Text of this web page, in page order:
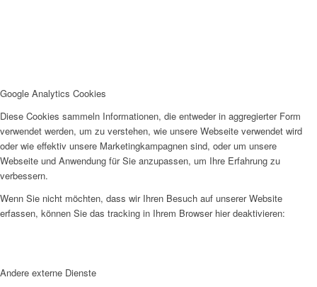
Google Analytics Cookies
Diese Cookies sammeln Informationen, die entweder in aggregierter Form
verwendet werden, um zu verstehen, wie unsere Webseite verwendet wird
oder wie effektiv unsere Marketingkampagnen sind, oder um unsere
Webseite und Anwendung für Sie anzupassen, um Ihre Erfahrung zu
verbessern.
Wenn Sie nicht möchten, dass wir Ihren Besuch auf unserer Website
erfassen, können Sie das tracking in Ihrem Browser hier deaktivieren:
Andere externe Dienste